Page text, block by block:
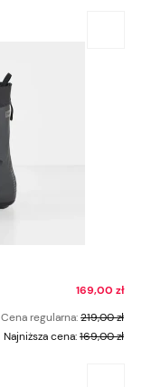
169,00 zł
Cena regularna:219,00 zł
Najniższa cena:169,00 zł